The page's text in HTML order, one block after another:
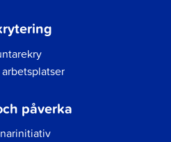
påverka